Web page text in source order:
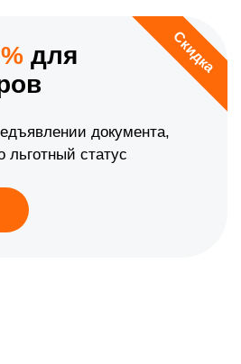
Скидка
для
документа,
статус